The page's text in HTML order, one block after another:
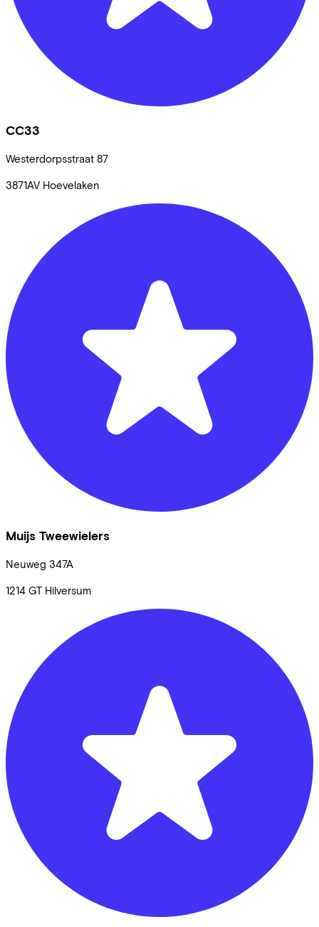
CC33
Westerdorpsstraat 87
3871AV Hoevelaken
Muijs Tweewielers
Neuweg 347A
1214 GT Hilversum